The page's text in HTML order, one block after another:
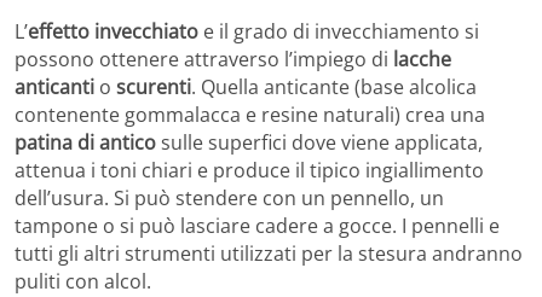
L’effetto invecchiato e il grado di invecchiamento si
possono ottenere attraverso l’impiego di lacche
anticanti o scurenti. Quella anticante (base alcolica
contenente gommalacca e resine naturali) crea una
patina di anticosulle superfici dove viene applicata,
attenua i toni chiari e produce il tipico ingiallimento
dell’usura. Si può stendere con un pennello, un
tampone o si può lasciare cadere a gocce. I pennelli e
tutti gli altri strumenti utilizzati per la stesura andranno
puliti con alcol.